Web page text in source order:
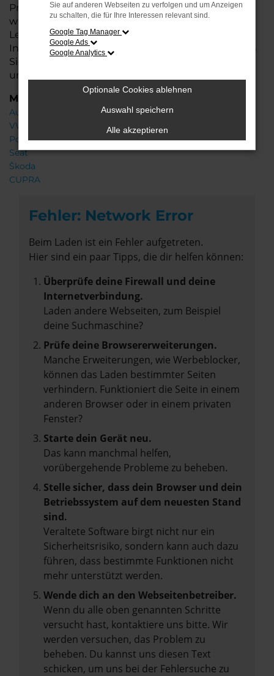
Profitieren Sie von unseren zusätzlichenServices
wie attraktiven Finanzierungsmöglichkeiten,
Leasingangeboten und der bequemen
Inzahlungnahme Ihres alten Fahrzeugs. Besuchen
Sie uns und überzeugen Sie sich von der Qualität
und dem Service, den wir Ihnen bieten!
Marken
Audi
VW
Porsche
Seat
Škoda
CUPRA
Fehler: Network Error
Beim Laden ist ein Fehler aufgetreten.
Hier sind ein paar Tipps, die dir helfen können:
Überprüfe deine Firewall und deine
Internetverbindung.
Laden andere Webseiten, zum Beispiel
deine Suchmaschine?
Prüfe deine Browsererweiterungen.
Manche Erweiterungen, wie Werbeblocker,
können das Laden bestimmter Seiten
verhindern. Funktioniert die Seite in einem
anderen Browser oder in einem privaten
Fenster?
Starte dein Gerät neu.
Das kann manchmal helfen,
vorübergehende Probleme zu beheben.
Stelle sicher, dass dein Browser und dein
Betriebssystem auf dem neuesten Stand
sind.
Veraltete Software birgt nicht nur ein
Sicherheitsrisiko, sondern kann auch dazu
führen, dass bestimmte Funktionen nicht
mehr unterstützt werden.
Wende dich an den Webseitenbetreiber.
Wenn du alle oben genannten Schritte
versucht hast, kontaktiere uns bitte. Wir
werden versuchen, das Problem zu
beheben. Du kannst uns diesen Text
schicken, um uns bei der Fehlersuche zu
Sie auf anderen Webseiten zu verfolgen und um Anzeigen
zu schalten, die für Ihre Interessen relevant sind.
Google Tag Manager
Google Ads
Google Analytics
Optionale Cookies ablehnen
Auswahl speichern
Alle akzeptieren